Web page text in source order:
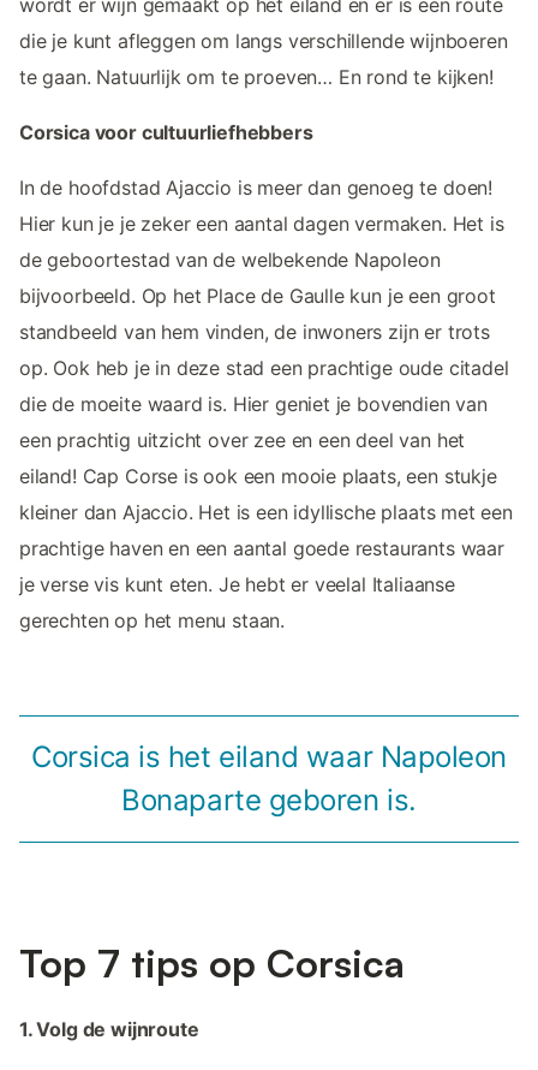
die je kunt afleggen om langs verschillende wijnboeren
te gaan. Natuurlijk om te proeven… En rond te kijken!
Corsica voor cultuurliefhebbers
In de hoofdstad Ajaccio is meer dan genoeg te doen!
Hier kun je je zeker een aantal dagen vermaken. Het is
de geboortestad van de welbekende Napoleon
bijvoorbeeld. Op het Place de Gaulle kun je een groot
standbeeld van hem vinden, de inwoners zijn er trots
op. Ook heb je in deze stad een prachtige oude citadel
die de moeite waard is. Hier geniet je bovendien van
een prachtig uitzicht over zee en een deel van het
eiland! Cap Corse is ook een mooie plaats, een stukje
kleiner dan Ajaccio. Het is een idyllische plaats met een
prachtige haven en een aantal goede restaurants waar
je verse vis kunt eten. Je hebt er veelal Italiaanse
gerechten op het menu staan.
Corsica is het eiland waar Napoleon
Bonaparte geboren is.
Top 7 tips op Corsica
1. Volg de wijnroute